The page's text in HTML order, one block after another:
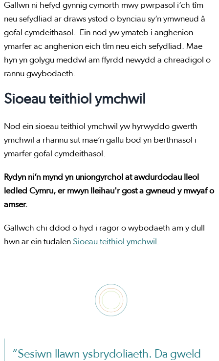
Gallwn ni hefyd gynnig cymorth mwy pwrpasol i’ch tîm
neu sefydliad ar draws ystod o bynciau sy’n ymwneud â
gofal cymdeithasol. Ein nod yw ymateb i anghenion
ymarfer ac anghenion eich tîm neu eich sefydliad. Mae
hyn yn golygu meddwl am ffyrdd newydd a chreadigol o
rannu gwybodaeth.
Sioeau teithiol ymchwil
Nod ein sioeau teithiol ymchwil yw hyrwyddo gwerth
ymchwil a rhannu sut mae’n gallu bod yn berthnasol i
ymarfer gofal cymdeithasol.
Rydyn ni’n mynd yn uniongyrchol at awdurdodau lleol
ledled Cymru, er mwyn lleihau'r gost a gwneud y mwyaf o
amser.
Gallwch chi ddod o hyd i ragor o wybodaeth am y dull
hwn ar ein tudalen Sioeau teithiol ymchwil.
“Sesiwn llawn ysbrydoliaeth. Da gweld